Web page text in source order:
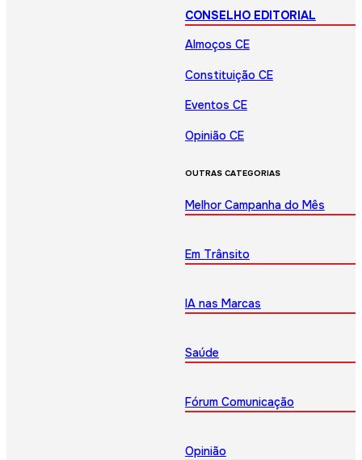
CONSELHO EDITORIAL
Almoços CE
Constituição CE
Eventos CE
Opinião CE
OUTRAS CATEGORIAS
Melhor Campanha do Mês
Em Trânsito
IA nas Marcas
Saúde
Fórum Comunicação
Opinião